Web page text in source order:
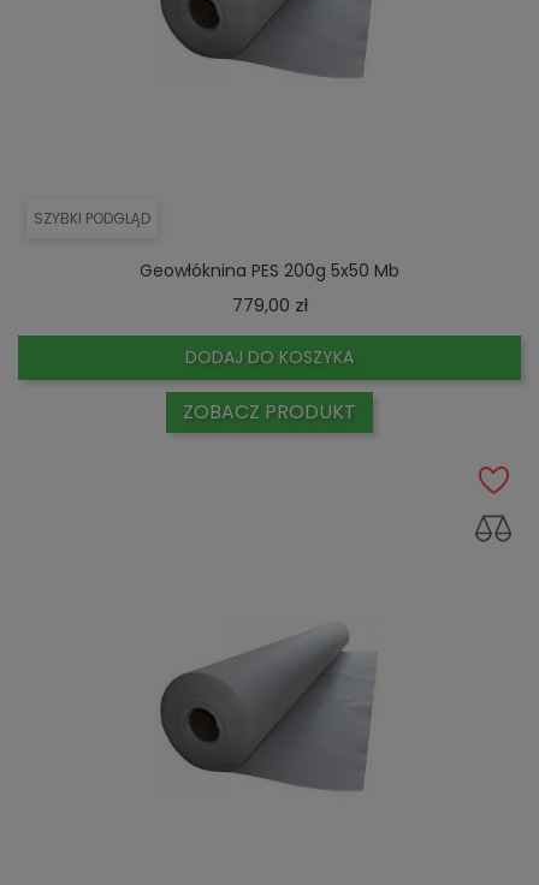
SZYBKI PODGLĄD
Geowłóknina PES 200g 5x50 Mb
779,00 złCena
DODAJ DO KOSZYKA
ZOBACZ PRODUKT